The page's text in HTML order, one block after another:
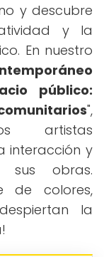
y descubre
y la
En nuestro
público:
",
artistas
interacción y
obras.
de colores,
la